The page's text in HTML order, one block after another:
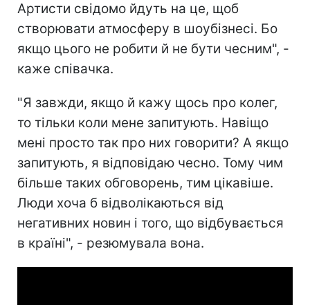
Артисти свідомо йдуть на це, щоб
створювати атмосферу в шоубізнесі. Бо
якщо цього не робити й не бути чесним", -
каже співачка.
"Я завжди, якщо й кажу щось про колег,
то тільки коли мене запитують. Навіщо
мені просто так про них говорити? А якщо
запитують, я відповідаю чесно. Тому чим
більше таких обговорень, тим цікавіше.
Люди хоча б відволікаються від
негативних новин і того, що відбувається
в країні", - резюмувала вона.